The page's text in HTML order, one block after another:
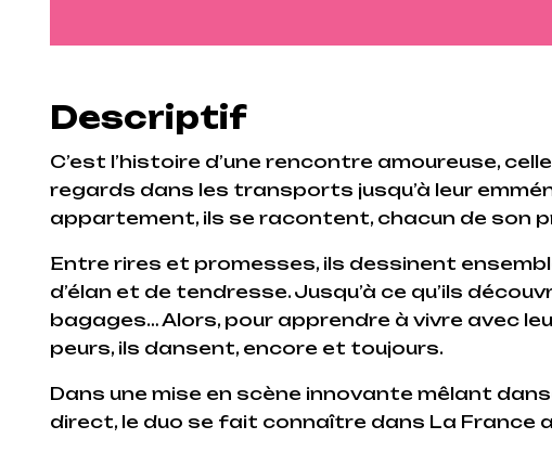
Descriptif
C’est l’histoire d’une rencontre amoureuse,
regards dans les transports jusqu’à leur
appartement, ils se racontent, chacun de son
Entre rires et promesses, ils dessinent
d’élan et de tendresse. Jusqu’à ce qu’ils
bagages… Alors, pour apprendre à vivre avec
peurs, ils dansent, encore et toujours.
Dans une mise en scène innovante mêlant
direct, le duo se fait connaître dans La France